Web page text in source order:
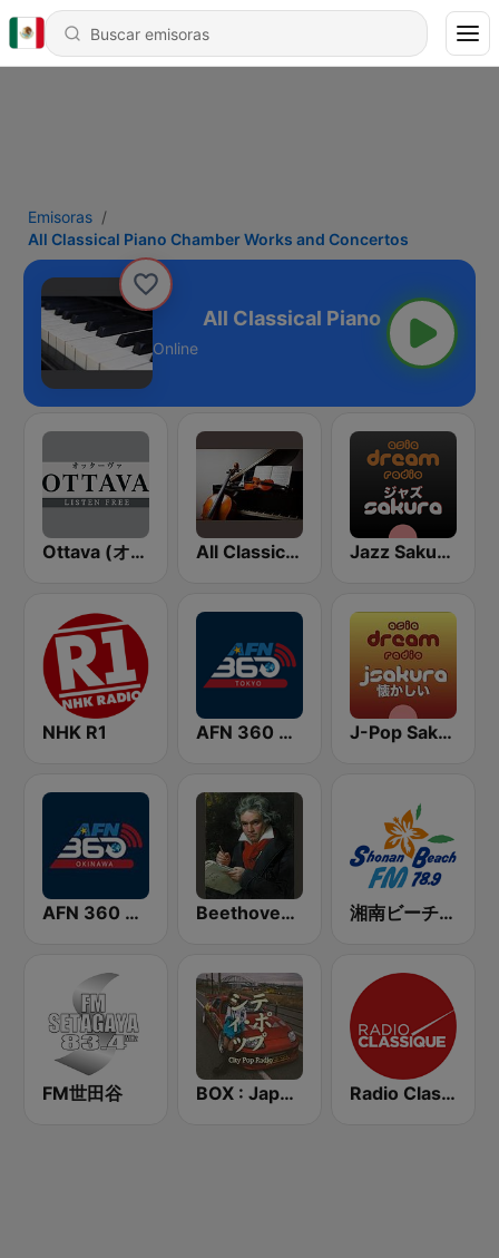
Emisoras
All Classical Piano Chamber Works and Concertos
Concertos
Online
Ottava (オッターヴァ) All Classical New Releases Jazz Sakura - asia DREAM radio
NHK R1 AFN 360 Tokyo (Japan Only) J-Pop Sakura 懐かしい
AFN 360 Okinawa (Japan Only) Beethoven Piano Sonatas 湘南ビーチFM (Shonan Beach FM)
FM世田谷 BOX : Japan City Pop -日本のシティポップ Radio Classique